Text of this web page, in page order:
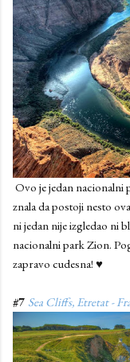
Ovo je jedan nacionalni
znala da postoji nesto
ni jedan nije izgledao ni
nacionalni park Zion.
zapravo cudesna! ♥
#7 Sea Cliffs, Etretat -